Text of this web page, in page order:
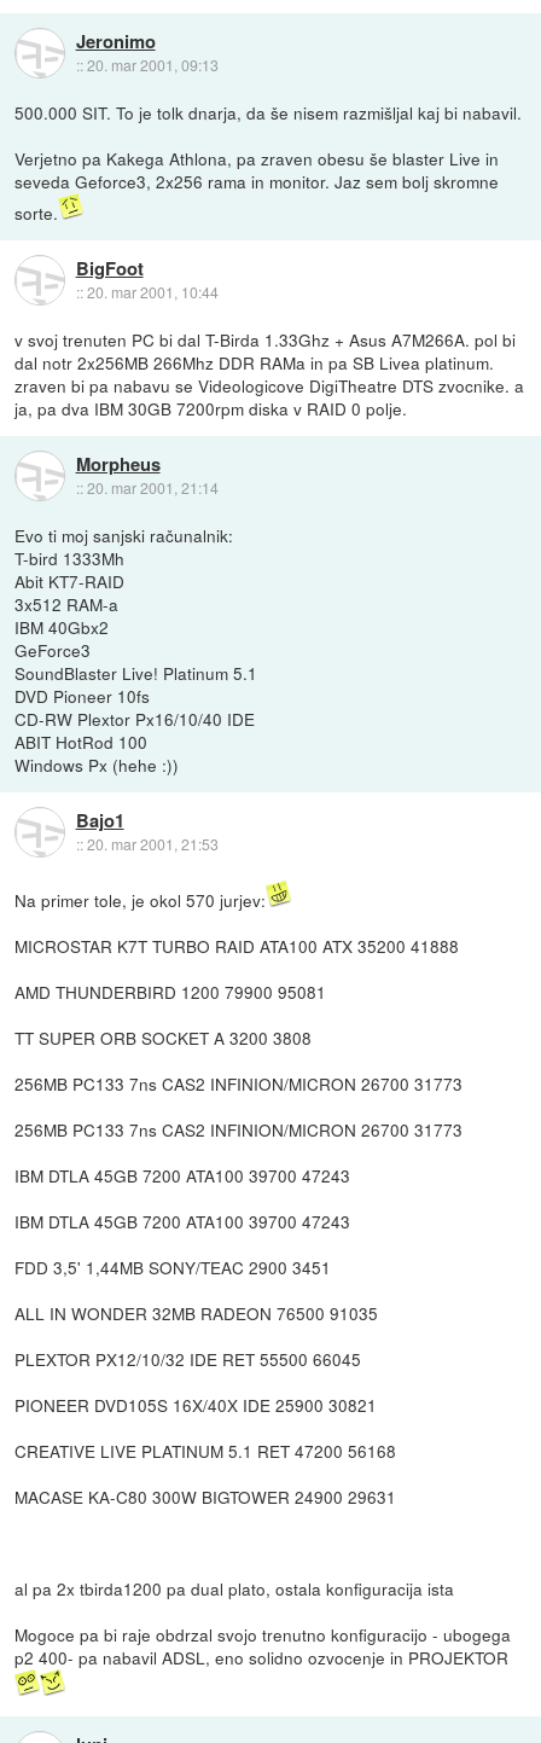
Jeronimo
::20. mar 2001, 09:13
500.000 SIT. To je tolk dnarja, da še nisem razmišljal kaj bi nabavil.
Verjetno pa Kakega Athlona, pa zraven obesu še blaster Live in
seveda Geforce3, 2x256 rama in monitor. Jaz sem bolj skromne
sorte.
BigFoot
::20. mar 2001, 10:44
v svoj trenuten PC bi dal T-Birda 1.33Ghz + Asus A7M266A. pol bi
dal notr 2x256MB 266Mhz DDR RAMa in pa SB Livea platinum.
zraven bi pa nabavu se Videologicove DigiTheatre DTS zvocnike. a
ja, pa dva IBM 30GB 7200rpm diska v RAID 0 polje.
Morpheus
::20. mar 2001, 21:14
Evo ti moj sanjski računalnik:
T-bird 1333Mh
Abit KT7-RAID
3x512 RAM-a
IBM 40Gbx2
GeForce3
SoundBlaster Live! Platinum 5.1
DVD Pioneer 10fs
CD-RW Plextor Px16/10/40 IDE
ABIT HotRod 100
Windows Px (hehe :))
Bajo1
::20. mar 2001, 21:53
Na primer tole, je okol 570 jurjev:
MICROSTAR K7T TURBO RAID ATA100 ATX 35200 41888
AMD THUNDERBIRD 1200 79900 95081
TT SUPER ORB SOCKET A 3200 3808
256MB PC133 7ns CAS2 INFINION/MICRON 26700 31773
256MB PC133 7ns CAS2 INFINION/MICRON 26700 31773
IBM DTLA 45GB 7200 ATA100 39700 47243
IBM DTLA 45GB 7200 ATA100 39700 47243
FDD 3,5' 1,44MB SONY/TEAC 2900 3451
ALL IN WONDER 32MB RADEON 76500 91035
PLEXTOR PX12/10/32 IDE RET 55500 66045
PIONEER DVD105S 16X/40X IDE 25900 30821
CREATIVE LIVE PLATINUM 5.1 RET 47200 56168
MACASE KA-C80 300W BIGTOWER 24900 29631
al pa 2x tbirda1200 pa dual plato, ostala konfiguracija ista
Mogoce pa bi raje obdrzal svojo trenutno konfiguracijo - ubogega
p2 400- pa nabavil ADSL, eno solidno ozvocenje in PROJEKTOR